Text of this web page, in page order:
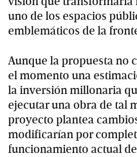
uno de los espacios
emblemáticos de la
Aunque la propuesta no
el momento una
la inversión millonaria
ejecutar una obra de tal
proyecto plantea
modificarían por
funcionamiento actual